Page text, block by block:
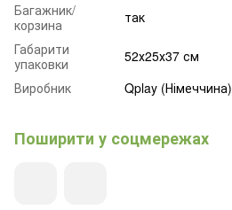
Багажник/
корзина
так
Габарити
упаковки
52х25х37 см
Виробник
Qplay (Німеччина)
Поширити у соцмережах